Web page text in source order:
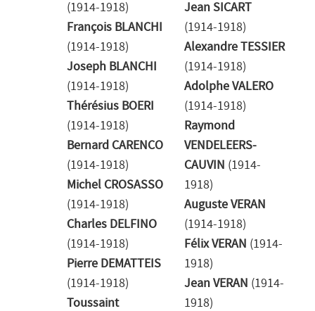
(1914-1918)
François BLANCHI
(1914-1918)
Joseph BLANCHI
(1914-1918)
Thérésius BOERI
(1914-1918)
Bernard CARENCO
(1914-1918)
Michel CROSASSO
(1914-1918)
Charles DELFINO
(1914-1918)
Pierre DEMATTEIS
(1914-1918)
Toussaint
Jean SICART
(1914-1918)
Alexandre TESSIER
(1914-1918)
Adolphe VALERO
(1914-1918)
Raymond
VENDELEERS-
CAUVIN (1914-
1918)
Auguste VERAN
(1914-1918)
Félix VERAN (1914-
1918)
Jean VERAN (1914-
1918)